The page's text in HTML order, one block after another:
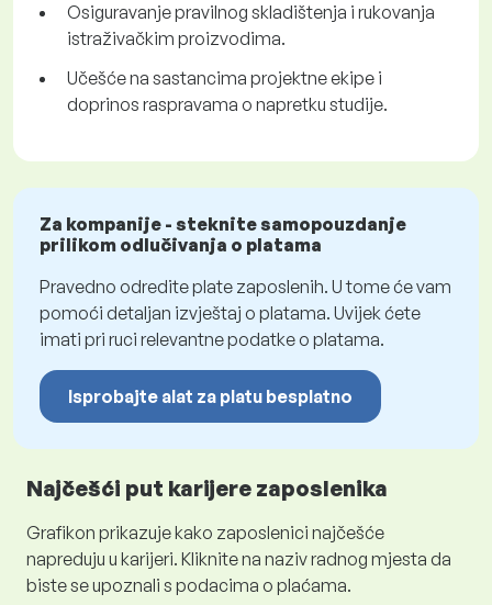
Osiguravanje pravilnog skladištenja i rukovanja
istraživačkim proizvodima.
Učešće na sastancima projektne ekipe i
doprinos raspravama o napretku studije.
Za kompanije - steknite samopouzdanje
prilikom odlučivanja o platama
Pravedno odredite plate zaposlenih. U tome će vam
pomoći detaljan izvještaj o platama. Uvijek ćete
imati pri ruci relevantne podatke o platama.
Isprobajte alat za platu besplatno
Najčešći put karijere zaposlenika
Grafikon prikazuje kako zaposlenici najčešće
napreduju u karijeri. Kliknite na naziv radnog mjesta da
biste se upoznali s podacima o plaćama.